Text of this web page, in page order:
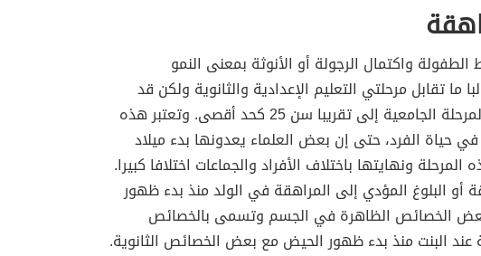
واكتمال الرجولة أو الأنوثة بمعنى النمو
ما تقابل مرحلتي التعليم الإعدادية والثانوية ولكن قد
تصادف عند بعض الأشخاص المرحلة الجامعية إلى تقريبا سن 25 كحد أقصى. وتعتبر هذه
حياة الفرد، حتى إن بعض العلماء يعدونها بدء ميلاد
ونهايتها باختلاف الأفراد والجماعات اختلافا كبيرا.
أو البلوغ المؤدي إلى المراهقة في الولد منذ بدء ظهور
بعض الخصائص الظاهرة في الجسم وتسمى بالخصائص
عند البنت منذ بدء ظهور الحيض مع بعض الخصائص الثانوية.